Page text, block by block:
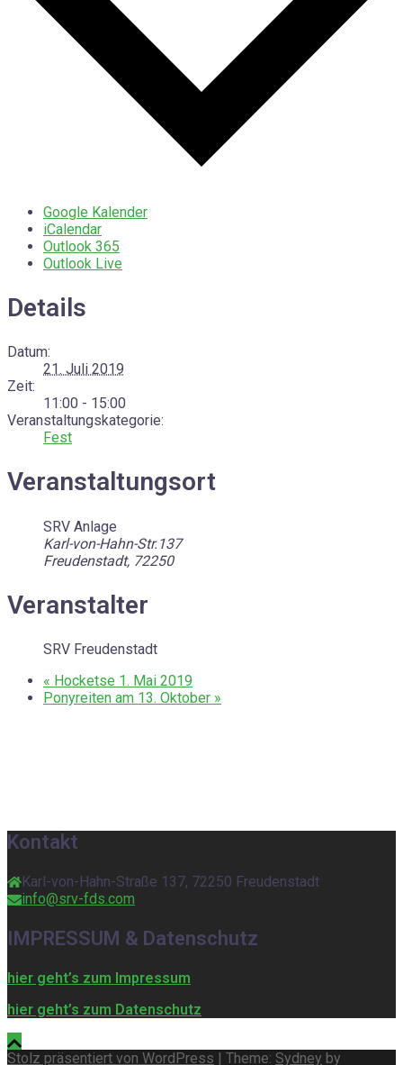
Google Kalender
iCalendar
Outlook 365
Outlook Live
Details
Datum:
21. Juli 2019
Zeit:
11:00 - 15:00
Veranstaltungskategorie:
Fest
Veranstaltungsort
SRV Anlage
Karl-von-Hahn-Str.137
Freudenstadt, 72250
Veranstalter
SRV Freudenstadt
« Hocketse 1. Mai 2019
Ponyreiten am 13. Oktober »
Kontakt
Karl-von-Hahn-Straße 137, 72250 Freudenstadt
info@srv-fds.com
IMPRESSUM & Datenschutz
hier geht’s zum Impressum
hier geht’s zum Datenschutz
Stolz präsentiert von WordPress Theme: Sydney by